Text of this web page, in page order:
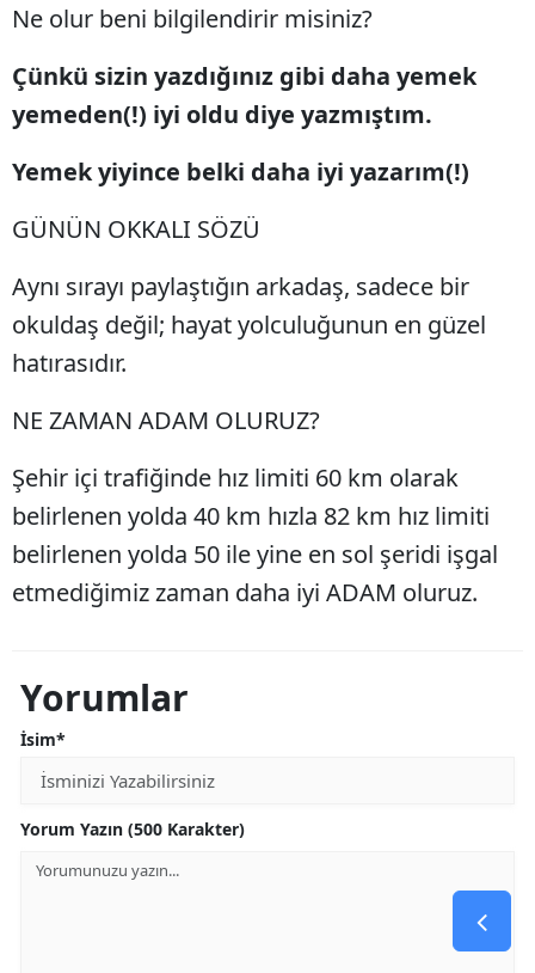
Ne olur beni bilgilendirir misiniz?
Çünkü sizin yazdığınız gibi daha yemek
yemeden(!) iyi oldu diye yazmıştım.
Yemek yiyince belki daha iyi yazarım(!)
GÜNÜN OKKALI SÖZÜ
Aynı sırayı paylaştığın arkadaş, sadece bir
okuldaş değil; hayat yolculuğunun en güzel
hatırasıdır.
NE ZAMAN ADAM OLURUZ?
Şehir içi trafiğinde hız limiti 60 km olarak
belirlenen yolda 40 km hızla 82 km hız limiti
belirlenen yolda 50 ile yine en sol şeridi işgal
etmediğimiz zaman daha iyi ADAM oluruz.
Yorumlar
İsim*
Yorum Yazın (500 Karakter)